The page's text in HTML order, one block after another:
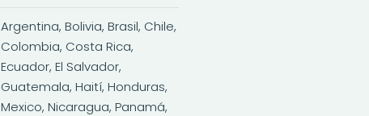
Argentina, Bolivia, Brasil, Chile,
Colombia, Costa Rica,
Ecuador, El Salvador,
Guatemala, Haití, Honduras,
Mexico, Nicaragua, Panamá,